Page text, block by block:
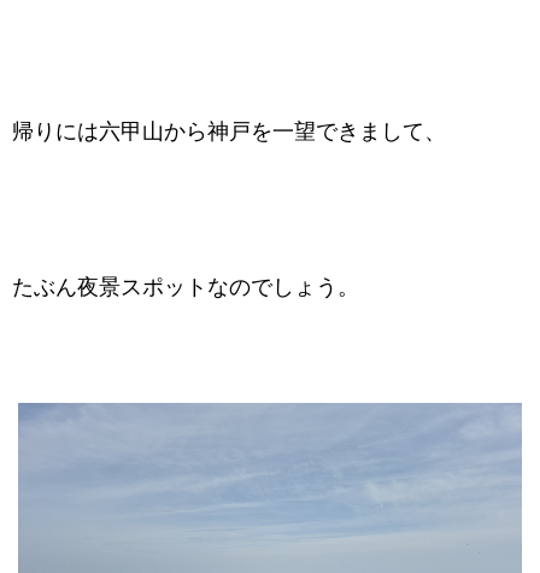
帰りには六甲山から神戸を一望できまして、
たぶん夜景スポットなのでしょう。